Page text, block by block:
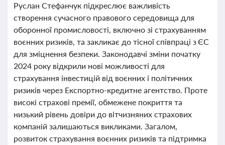
Руслан Стефанчук підкреслює важливість
створення сучасного правового середовища для
оборонної промисловості, включно зі страхуванням
воєнних ризиків, та закликає до тісної співпраці з ЄС
для зміцнення безпеки. Законодавчі зміни початку
2024 року відкрили нові можливості для
страхування інвестицій від воєнних і політичних
ризиків через Експортно-кредитне агентство. Проте
високі страхові премії, обмежене покриття та
низький рівень довіри до вітчизняних страхових
компаній залишаються викликами. Загалом,
розвиток страхування воєнних ризиків та підтримка